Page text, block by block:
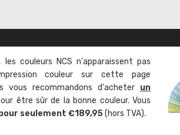
couleurs NCS n'apparaissent pas
couleur sur cette page
recommandons d'acheter un
être sûr de la bonne couleur. Vous
seulement €189,95(hors TVA).